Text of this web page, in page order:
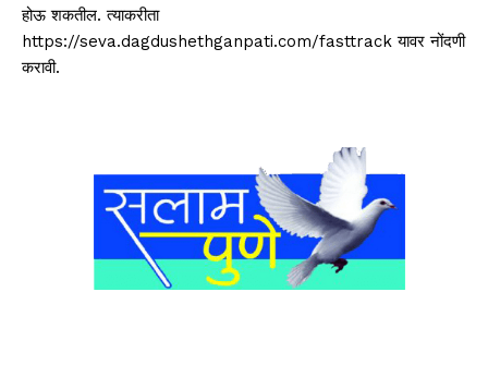
होऊ शकतील. त्याकरीता
https://seva.dagdushethganpati.com/fasttrack यावर नोंदणी
करावी.